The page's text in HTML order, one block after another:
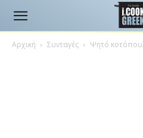
Αρχική Συνταγές Ψητό